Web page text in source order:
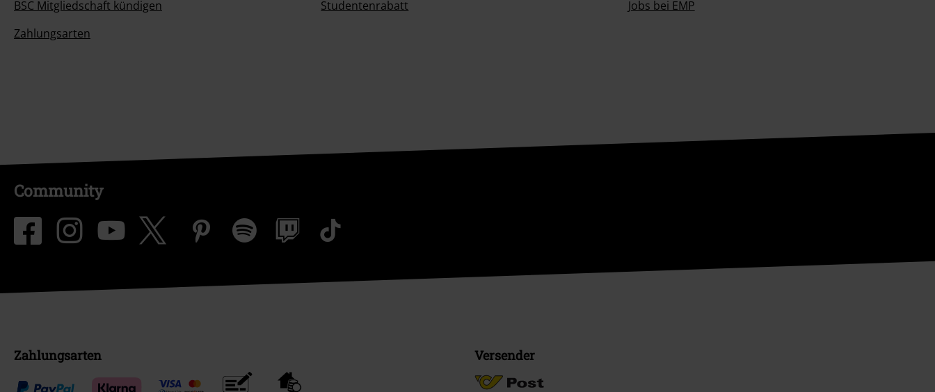
BSC Mitgliedschaft kündigen
Zahlungsarten
Studentenrabatt
Jobs bei EMP
Community
Zahlungsarten Versender